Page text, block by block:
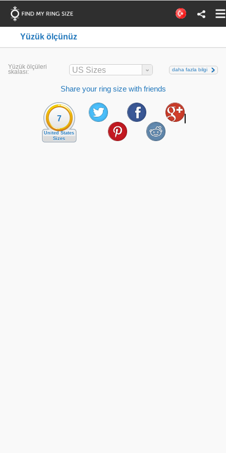
Yüzük ölçünüz
Yüzük ölçüleri
skalası: US Sizes daha fazla bilgi
Share your ring size with friends
7
United States
Sizes